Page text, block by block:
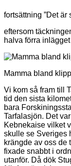
fortsättning ”Det
eftersom
halva förra
Mamma bland
Vi kom så fram till
tid den sista
bara
Tarfalasjön. Det
Kebnekaise vilket
skulle se Sveriges
krängde av oss de
fixade snabbt i
utanför. Då dök